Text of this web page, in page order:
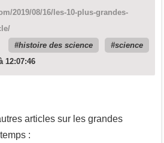
2019/08/16/les-10-plus-grandes-
histoire des science
science
12:07:46
articles sur les grandes
: